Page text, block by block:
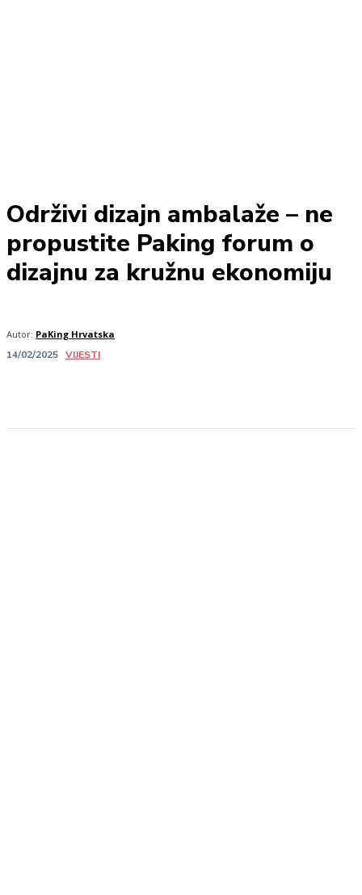
Održivi dizajn ambalaže – ne
propustite Paking forum o
dizajnu za kružnu ekonomiju
Autor: PaKing Hrvatska
14/02/2025 VIJESTI